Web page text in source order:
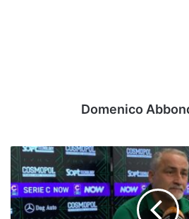
Domenico
Riccio:
"Affronteremo
dodici
battaglie
da